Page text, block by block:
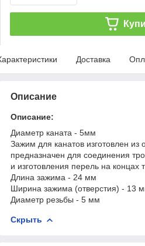
Доставка
Описание
Описание:
Диаметр каната - 5мм
Зажим для канатов изготовлен из
предназначен для соединения
и изготовления перель на концах
Длина зажима - 24 мм
Ширина зажима (отверстия) - 13
Диаметр резьбы - 5 мм
Скрыть